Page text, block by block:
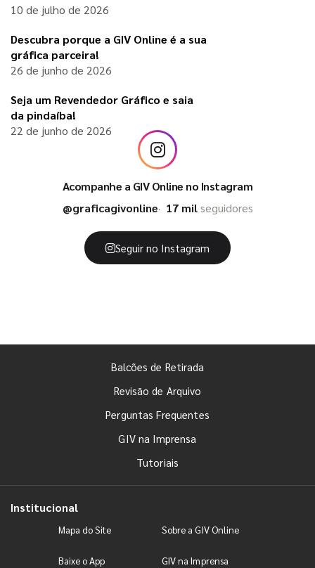
10 de julho de 2026
Descubra porque a GIV Online é a sua
gráfica parceira!
26 de junho de 2026
Seja um Revendedor Gráfico e saia
da pindaíba!
22 de junho de 2026
Acompanhe a GIV Online no Instagram
@graficagivonline
17 milseguidores
Seguir no Instagram
Balcões de Retirada
Revisão de Arquivo
Perguntas Frequentes
GIV na Imprensa
Tutoriais
Institucional
Mapa do Site Sobre a GIV Online
Baixe o App GIV na Imprensa